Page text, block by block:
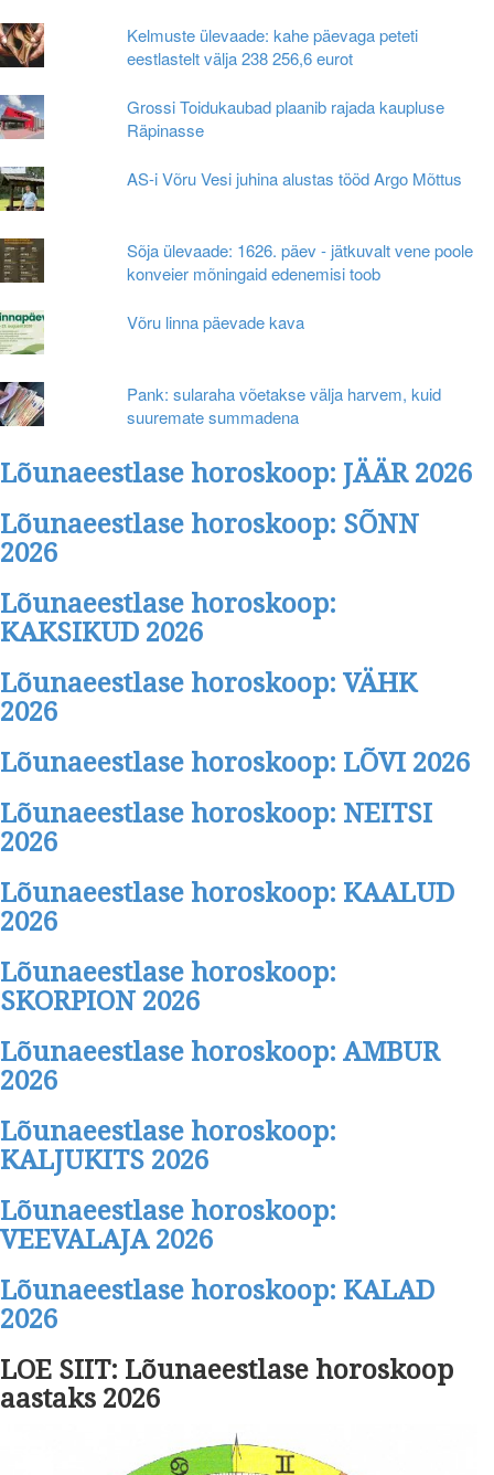
Kelmuste ülevaade: kahe päevaga peteti
eestlastelt välja 238 256,6 eurot
Grossi Toidukaubad plaanib rajada kaupluse
Räpinasse
AS-i Võru Vesi juhina alustas tööd Argo Mõttus
Sõja ülevaade: 1626. päev - jätkuvalt vene poole
konveier mõningaid edenemisi toob
Võru linna päevade kava
Pank: sularaha võetakse välja harvem, kuid
suuremate summadena
Lõunaeestlase horoskoop: JÄÄR 2026
Lõunaeestlase horoskoop: SÕNN
2026
Lõunaeestlase horoskoop:
KAKSIKUD 2026
Lõunaeestlase horoskoop: VÄHK
2026
Lõunaeestlase horoskoop: LÕVI 2026
Lõunaeestlase horoskoop: NEITSI
2026
Lõunaeestlase horoskoop: KAALUD
2026
Lõunaeestlase horoskoop:
SKORPION 2026
Lõunaeestlase horoskoop: AMBUR
2026
Lõunaeestlase horoskoop:
KALJUKITS 2026
Lõunaeestlase horoskoop:
VEEVALAJA 2026
Lõunaeestlase horoskoop: KALAD
2026
LOE SIIT: Lõunaeestlase horoskoop
aastaks 2026